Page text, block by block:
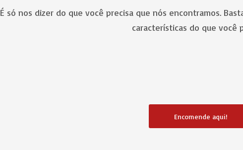
É só nos dizer do que você precisa que nós encontramos.
características do que você
Encomende aqui!